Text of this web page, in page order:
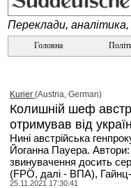
Переклади, аналітика,
Головна
Kurier (Austria, German)
Колишній шеф
отримував від
Нині австрійська
Йоганна Пауера.
звинувачення досить
(FPÖ, далі - ВПА),
25.11.2021 17:30:41